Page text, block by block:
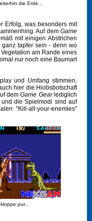
die Erde...
Erfolg, was besonders mit
Auf dem Game
mit einigen Abstrichen
ganz tapfer sein - denn wo
am Rande eines
nur noch eine Baumart
und Umfang stimmen,
hier die Hiobsbotschaft
demGame Gearlediglich
die Spielmodi sind auf
"Kill-all-your-enemies"
pur...